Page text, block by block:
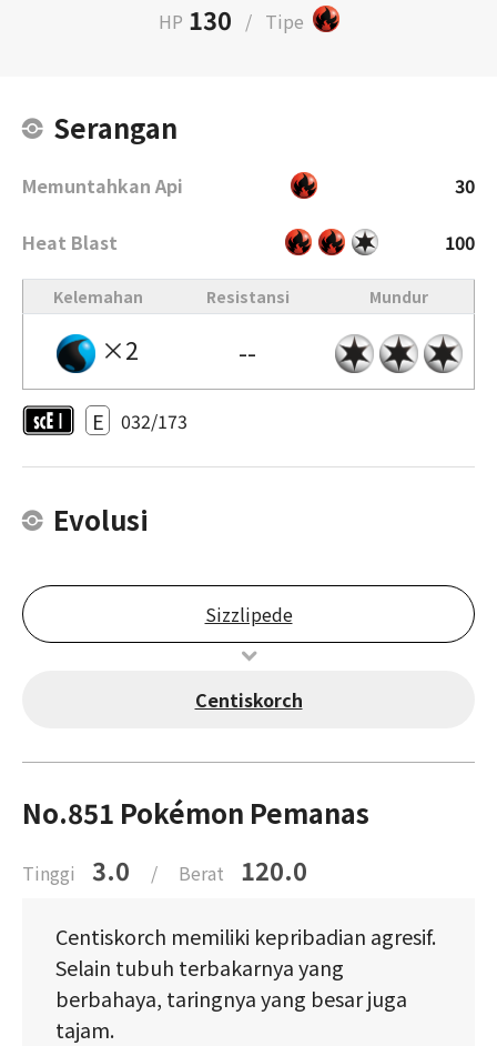
HP 130 / Tipe
Serangan
Memuntahkan Api 30
Heat Blast 100
Kelemahan Resistansi Mundur
×2 --
E 032/173
Evolusi
Sizzlipede
Centiskorch
No.851 Pokémon Pemanas
Tinggi 3.0 / Berat 120.0
Centiskorch memiliki kepribadian agresif.
Selain tubuh terbakarnya yang
berbahaya, taringnya yang besar juga
tajam.